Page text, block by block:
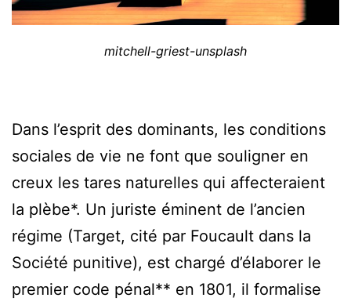
mitchell-griest-unsplash
Dans l’esprit des dominants, les conditions
sociales de vie ne font que souligner en
creux les tares naturelles qui affecteraient
la plèbe*. Un juriste éminent de l’ancien
régime (Target, cité par Foucault dans la
Société punitive), est chargé d’élaborer le
premier code pénal** en 1801, il formalise